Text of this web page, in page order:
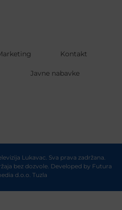
Kontakt
Javne nabavke
Lukavac. Sva prava zadržana.
bez dozvole. Developed by Futura
d.o.o. Tuzla